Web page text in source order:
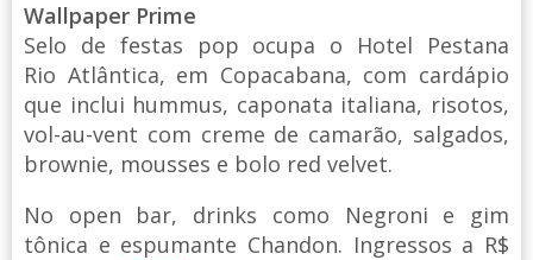
Wallpaper Prime
Selo de festas pop ocupa o Hotel Pestana
Rio Atlântica, em Copacabana, com cardápio
que inclui hummus, caponata italiana, risotos,
vol-au-vent com creme de camarão, salgados,
brownie, mousses e bolo red velvet.
No open bar, drinks como Negroni e gim
tônica e espumante Chandon. Ingressos a R$